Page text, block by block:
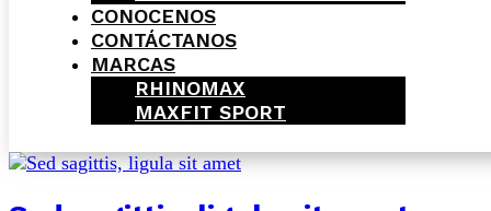
CONOCENOS
CONTÁCTANOS
MARCAS
RHINOMAX
MAXFIT SPORT